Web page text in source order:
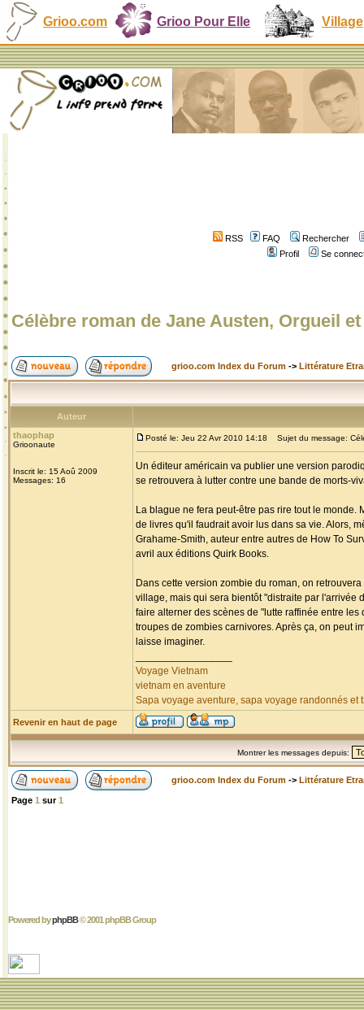
Grioo.com Grioo Pour Elle Village
RSS FAQ
Rechercher
Profil
Se
Célèbre roman de Jane Austen, Orgueil
grioo.com Index du Forum -> Littérature
Auteur
thaophap
Grioonaute
Inscrit le: 15 Aoû 2009
Messages: 16
Posté le: Jeu 22 Avr 2010 14:18 Sujet du message:
Un éditeur américain va publier une version
se retrouvera à lutter contre une bande de morts-
La blague ne fera peut-être pas rire tout le
de livres qu'il faudrait avoir lus dans sa vie. Alors,
Grahame-Smith, auteur entre autres de How To
avril aux éditions Quirk Books.
Dans cette version zombie du roman, on
village, mais qui sera bientôt "distraite par l'arrivée
faire alterner des scènes de "lutte raffinée entre
troupes de zombies carnivores. Après ça, on peut
laisse imaginer.
Voyage Vietnam
vietnam en aventure
Sapa voyage aventure, sapa voyage randonnés et
Revenir en haut de page
Montrer les messages depuis:
grioo.com Index du Forum -> Littérature
Page 1 sur1
Powered byphpBB© 2001 phpBB Group